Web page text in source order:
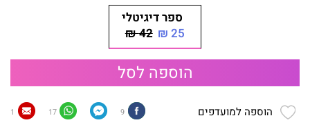
ספר דיגיטלי
25 ₪
42 ₪
הוספה לסל
הוספה למועדפים 9
17
1